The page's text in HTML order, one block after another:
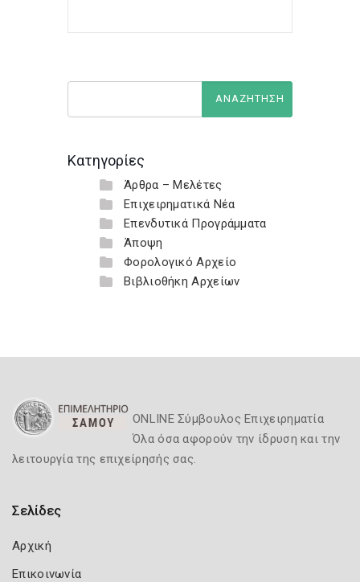
Κατηγορίες
Άρθρα – Μελέτες
Επιχειρηματικά Νέα
Επενδυτικά Προγράμματα
Άποψη
Φορολογικό Αρχείο
Βιβλιοθήκη Αρχείων
ONLINE Σύμβουλος Επιχειρηματία
Όλα όσα αφορούν την ίδρυση και την
λειτουργία της επιχείρησής σας.
Σελίδες
Αρχική
Επικοινωνία